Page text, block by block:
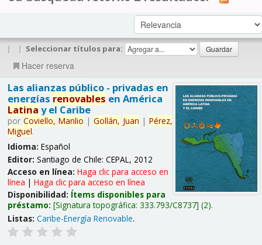
| | Seleccionar títulos para:
Hacer reserva
Las alianzas público - privadas en
energías renovables en América
Latina y el Caribe
por Coviello, Manlio | Gollán, Juan | Pérez,
Miguel.
Idioma: Español
Editor: Santiago de Chile: CEPAL, 2012
Acceso en línea: Haga clic para acceso en
línea | Haga clic para acceso en línea
Disponibilidad: Ítems disponibles para
préstamo: Signatura topográfica: 333.793/C8737 (2).
Listas: Caribe-Energía Renovable.